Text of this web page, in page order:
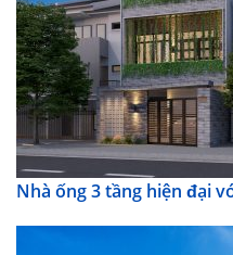
Nhà ống 3 tầng hiện đại